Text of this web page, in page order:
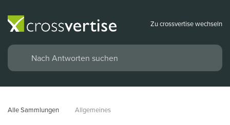
Zu crossvertise wechseln
Alle Sammlungen Allgemeines